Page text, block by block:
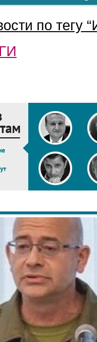
по тегу “